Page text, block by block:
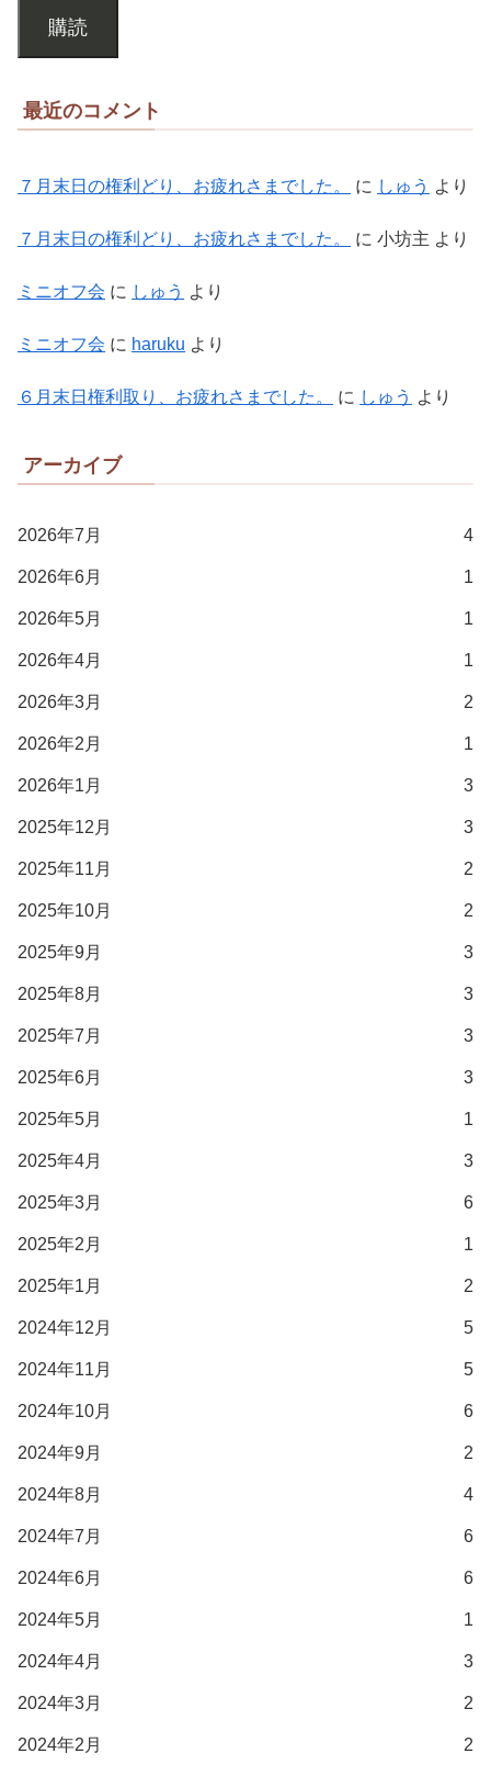
購読
最近のコメント
７月末日の権利どり、お疲れさまでした。 に しゅう より
７月末日の権利どり、お疲れさまでした。 に 小坊主 より
ミニオフ会 に しゅう より
ミニオフ会 に haruku より
６月末日権利取り、お疲れさまでした。 に しゅう より
アーカイブ
2026年7月 4
2026年6月 1
2026年5月 1
2026年4月 1
2026年3月 2
2026年2月 1
2026年1月 3
2025年12月 3
2025年11月 2
2025年10月 2
2025年9月 3
2025年8月 3
2025年7月 3
2025年6月 3
2025年5月 1
2025年4月 3
2025年3月 6
2025年2月 1
2025年1月 2
2024年12月 5
2024年11月 5
2024年10月 6
2024年9月 2
2024年8月 4
2024年7月 6
2024年6月 6
2024年5月 1
2024年4月 3
2024年3月 2
2024年2月 2